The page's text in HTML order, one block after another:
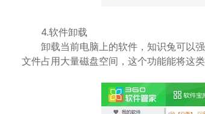
4.软件卸载
卸载当前电脑上的软件，知识兔可以强
文件占用大量磁盘空间，这个功能能将这类